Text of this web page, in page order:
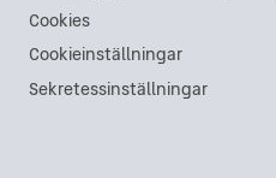
Datsun 260Z i Lidköping
Datsun 260Z i Ängelholm
Datsun 260Z i Åkersberga
Cookies
Cookieinställningar
Sekretessinställningar